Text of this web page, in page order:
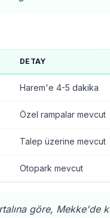
DETAY
Harem'e 4-5 dakika
Özel rampalar mevcut
Talep üzerine mevcut
Otopark mevcut
göre, Mekke'de